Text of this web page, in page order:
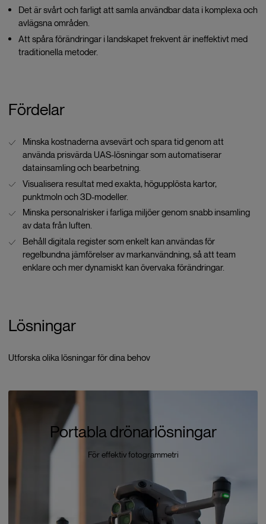
Det är svårt och farligt att samla användbar data i komplexa och
avlägsna områden.
Att spåra förändringar i landskapet frekvent är ineffektivt med
traditionella metoder.
Fördelar
Minska kostnaderna avsevärt och spara tid genom att
använda prisvärda UAS-lösningar som automatiserar
datainsamling och bearbetning.
Visualisera resultat med exakta, högupplösta kartor,
punktmoln och 3D-modeller.
Minska personalrisker i farliga miljöer genom snabb insamling
av data från luften.
Behåll digitala register som enkelt kan användas för
regelbundna jämförelser av markanvändning, så att team
enklare och mer dynamiskt kan övervaka förändringar.
Lösningar
Utforska olika lösningar för dina behov
Portabla drönarlösningar
För effektiv fotogrammetri